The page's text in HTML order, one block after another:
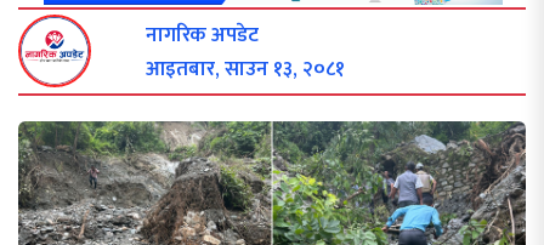
नागरिक अपडेट
आइतबार, साउन १३, २०८१